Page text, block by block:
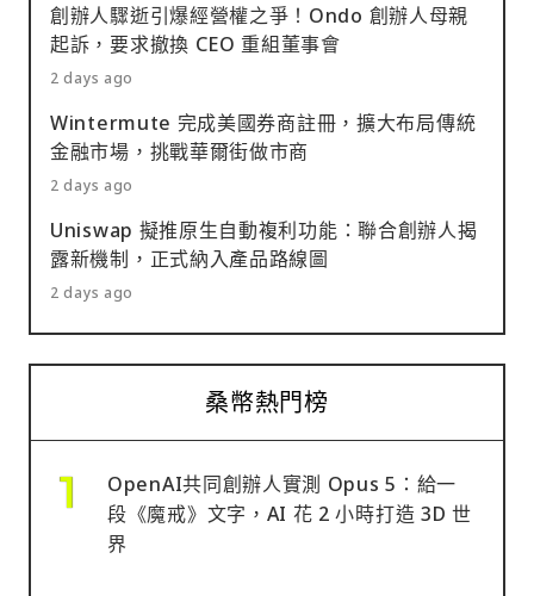
創辦人驟逝引爆經營權之爭！Ondo 創辦人母親
起訴，要求撤換 CEO 重組董事會
2 days ago
Wintermute 完成美國券商註冊，擴大布局傳統
金融市場，挑戰華爾街做市商
2 days ago
Uniswap 擬推原生自動複利功能：聯合創辦人揭
露新機制，正式納入產品路線圖
2 days ago
桑幣熱門榜
OpenAI共同創辦人實測 Opus 5：給一
段《魔戒》文字，AI 花 2 小時打造 3D 世
界